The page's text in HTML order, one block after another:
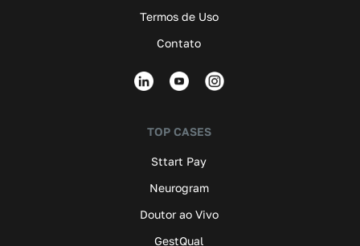
Termos de Uso
Contato
TOP CASES
Sttart Pay
Neurogram
Doutor ao Vivo
GestQual